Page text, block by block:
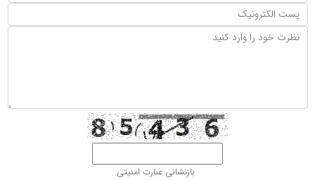
بازنشانی عبارت امنیتی